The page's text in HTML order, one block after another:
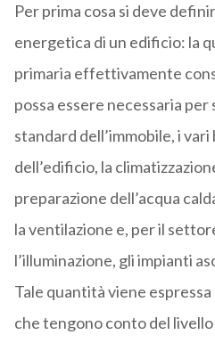
Per prima cosa si deve
energetica di un edificio: la
primaria effettivamente
possa essere necessaria
standard dell’immobile, i
dell’edificio, la
preparazione dell’acqua
la ventilazione e, per il
l’illuminazione, gli impianti
Tale quantità viene
che tengono conto del